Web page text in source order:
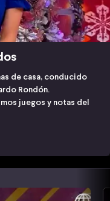
de casa, conducido
Rondón.
juegos y notas del